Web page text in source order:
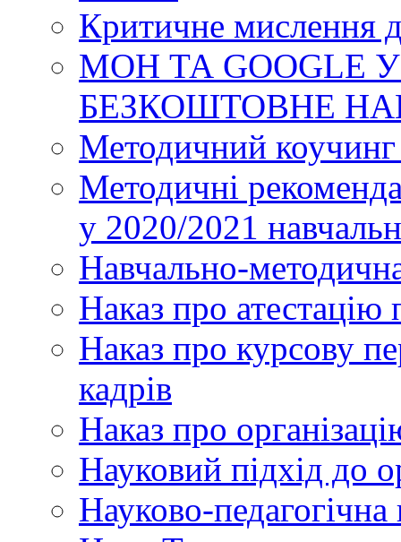
Критичне мислення
МОН ТА GOOGLE
БЕЗКОШТОВНЕ
Методичний
Методичні
у 2020/2021
Навчально-
Наказ про атестацію
Наказ про курсову
кадрів
Наказ про
Науковий підхід до
Науково-